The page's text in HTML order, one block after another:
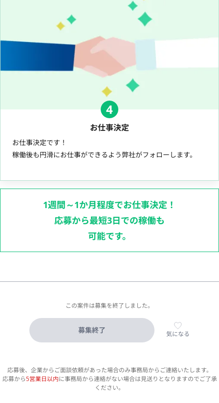
4
お仕事決定
お仕事決定です！
稼働後も円滑にお仕事ができるよう弊社がフォローします。
1週間～1か月程度でお仕事決定！
応募から最短3日での稼働も
可能です。
この案件は募集を終了しました。
募集終了 気になる
応募後、企業からご面談依頼があった場合のみ事務局からご連絡いたします。
応募から5営業日以内に事務局から連絡がない場合は見送りとなりますのでご了承
ください。